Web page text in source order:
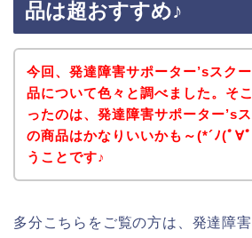
品は超おすすめ♪
今回、発達障害サポーター’sスク
品について色々と調べました。そ
ったのは、発達障害サポーター’s
の商品はかなりいいかも～(*´ﾉ(ﾟ∀
うことです♪
多分こちらをご覧の方は、発達障